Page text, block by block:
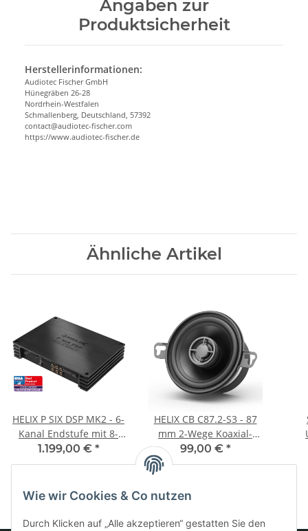
Angaben zur
Produktsicherheit
Herstellerinformationen:
Audiotec Fischer GmbH
Hünegräben 26-28
Nordrhein-Westfalen
Schmallenberg, Deutschland, 57392
contact@audiotec-fischer.com
https://www.audiotec-fischer.de
Ähnliche Artikel
HELIX P SIX DSP MK2 - 6-
Kanal Endstufe mit 8-
kanaligen DSP Prozessor
1.199,00 € *
HELIX CB C87.2-S3 - 87
mm 2-Wege Koaxial-
Lautsprechersystem mit
3 O Impedanz und PEI-
99,00 € *
für 2
Wie wir Cookies & Co nutzen
Durch Klicken auf „Alle akzeptieren“ gestatten Sie den